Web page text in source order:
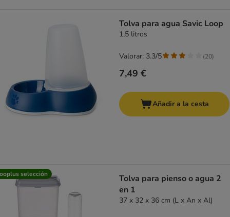
Tolva para agua Savic Loop
1,5 litros
7,49 €
Valorar: 3.3/5 (20)
Añadir a la cesta
selección
Tolva para pienso o agua 2
en 1
37 x 32 x 36 cm (L x An x Al)